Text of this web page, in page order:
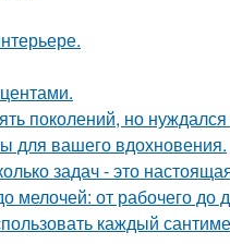
поколений, но
для вашего вдохновения.
задач - это
от рабочего до
каждый